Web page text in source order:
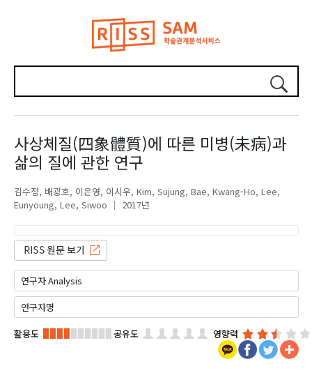
사상체질(四象體質)에 따른 미병(未病)과
삶의 질에 관한 연구
김수정 배광호 이은영 이시우 Kim, Sujung Bae, Kwang-Ho Lee,
Eunyoung Lee, Siwoo 2017년
활용도 공유도 영향력